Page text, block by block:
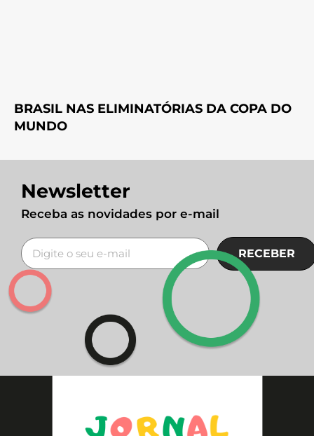
BRASIL NAS ELIMINATÓRIAS DA COPA DO
MUNDO
Newsletter
Receba as novidades por e-mail
RECEBER